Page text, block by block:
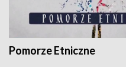
Pomorze Etniczne